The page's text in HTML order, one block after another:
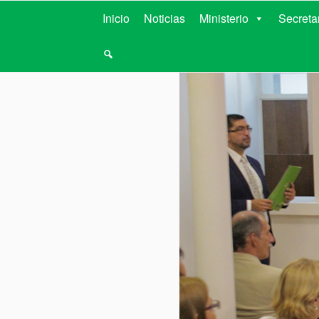
MINISTERIO
Inicio Noticias Ministerio